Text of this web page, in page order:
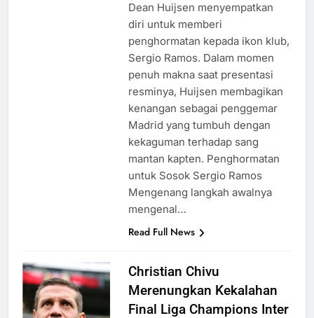
Dean Huijsen menyempatkan
diri untuk memberi
penghormatan kepada ikon klub,
Sergio Ramos. Dalam momen
penuh makna saat presentasi
resminya, Huijsen membagikan
kenangan sebagai penggemar
Madrid yang tumbuh dengan
kekaguman terhadap sang
mantan kapten. Penghormatan
untuk Sosok Sergio Ramos
Mengenang langkah awalnya
mengenal…
Read Full News
Christian Chivu
Merenungkan Kekalahan
Final Liga Champions Inter